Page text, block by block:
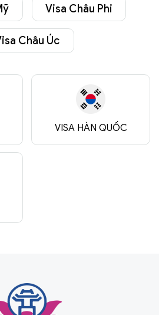
Visa Châu Phi
Châu Úc
VISA HÀN QUỐC